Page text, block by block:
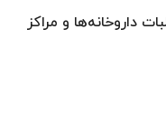
داروخانه‌ها و مراکز